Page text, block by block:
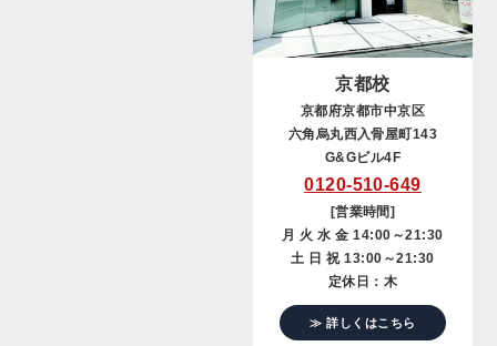
京都校
京都府京都市中京区
六角烏丸西入骨屋町143
G&Gビル4F
0120-510-649
[営業時間]
月 火 水 金 14:00～21:30
土 日 祝 13:00～21:30
定休日：木
≫ 詳しくはこちら